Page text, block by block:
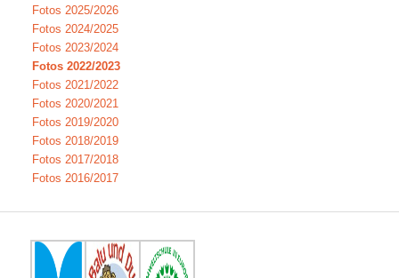
Fotos 2025/2026
Fotos 2024/2025
Fotos 2023/2024
Fotos 2022/2023
Fotos 2021/2022
Fotos 2020/2021
Fotos 2019/2020
Fotos 2018/2019
Fotos 2017/2018
Fotos 2016/2017